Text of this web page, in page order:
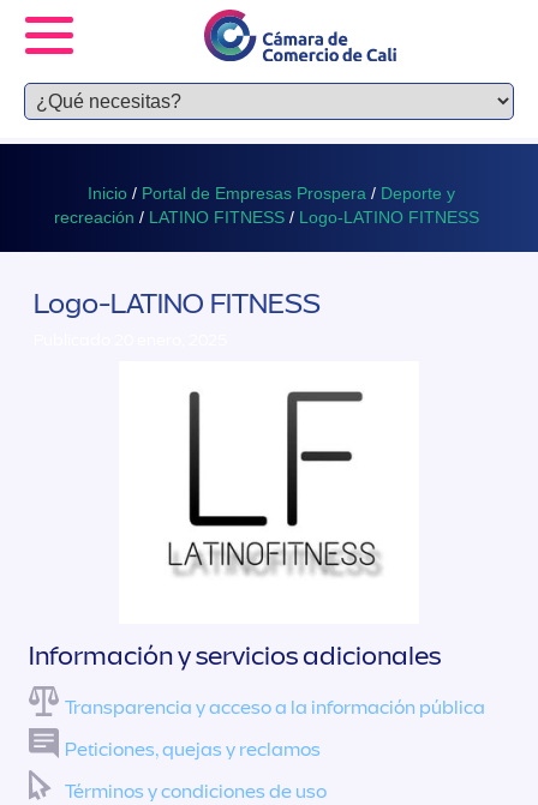
Inicio / Portal de Empresas Prospera / Deporte y
recreación / LATINO FITNESS / Logo-LATINO FITNESS
Logo-LATINO FITNESS
Información y servicios adicionales
Transparencia y acceso a la información pública
Peticiones, quejas y reclamos
Términos y condiciones de uso